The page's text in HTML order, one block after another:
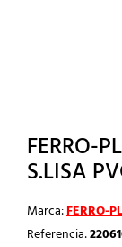
FERRO-
S.LISA
Marca:FERRO-
Referencia: